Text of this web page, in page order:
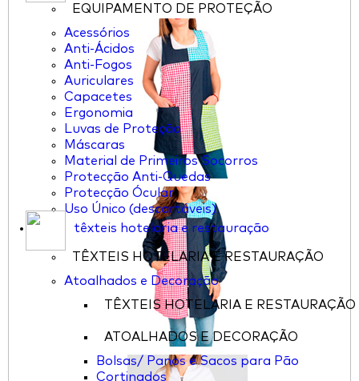
EQUIPAMENTO DE PROTEÇÃO
Acessórios
Anti-Ácidos
Anti-Fogos
Auriculares
Capacetes
Ergonomia
Luvas de Proteção
Máscaras
Material de Primeiros Socorros
Protecção Anti-Quedas
Protecção Ócular
Uso Único (descartáveis)
têxteis hotelaria e restauração
TÊXTEIS HOTELARIA E RESTAURAÇÃO
Atoalhados e Decoração
TÊXTEIS HOTELARIA E RESTAURAÇÃO
ATOALHADOS E DECORAÇÃO
Bolsas/ Panos e Sacos para Pão
Cortinados